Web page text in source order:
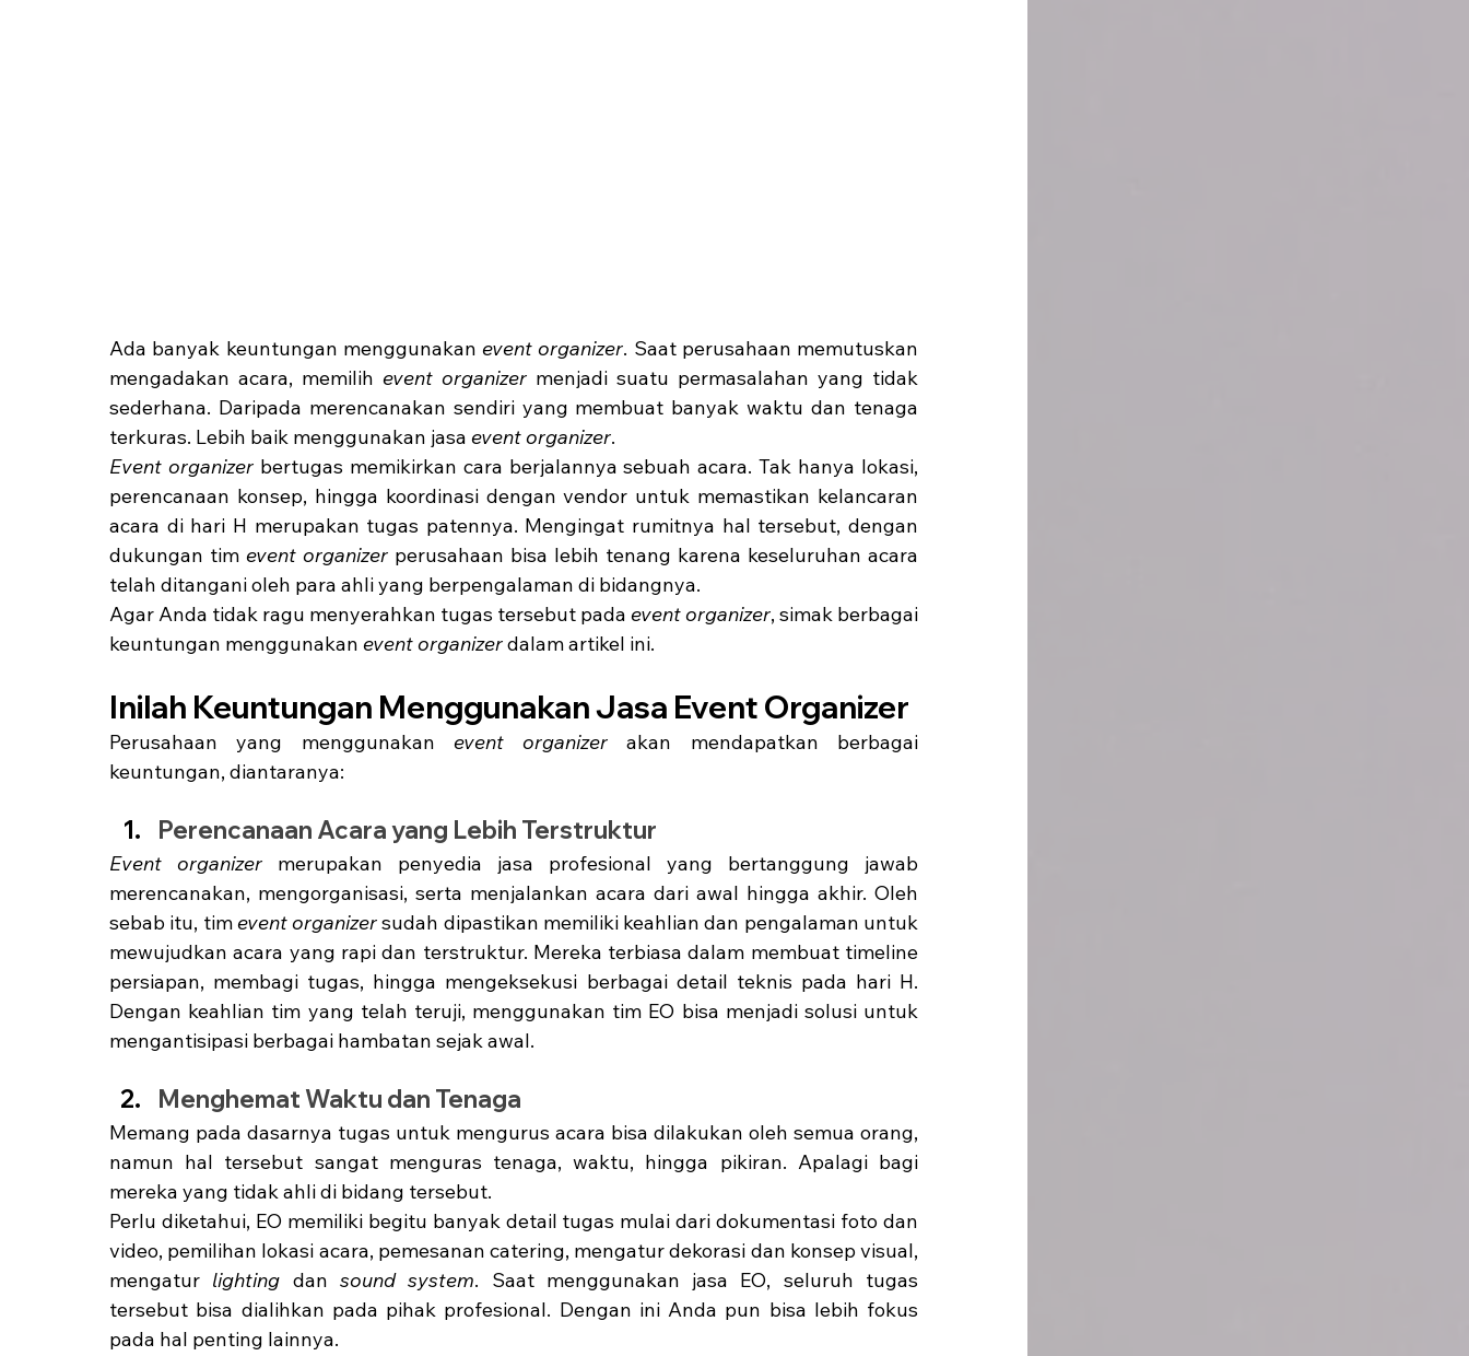
Ada banyak keuntungan menggunakan event organizer. Saat perusahaan memutuskan
mengadakan acara, memilih event organizer menjadi suatu permasalahan yang tidak
sederhana. Daripada merencanakan sendiri yang membuat banyak waktu dan tenaga
terkuras. Lebih baik menggunakan jasa event organizer.
Event organizer bertugas memikirkan cara berjalannya sebuah acara. Tak hanya lokasi,
perencanaan konsep, hingga koordinasi dengan vendor untuk memastikan kelancaran
acara di hari H merupakan tugas patennya. Mengingat rumitnya hal tersebut, dengan
dukungan tim event organizer perusahaan bisa lebih tenang karena keseluruhan acara
telah ditangani oleh para ahli yang berpengalaman di bidangnya.
Agar Anda tidak ragu menyerahkan tugas tersebut pada event organizer, simak berbagai
keuntungan menggunakan event organizer dalam artikel ini.
Inilah Keuntungan Menggunakan Jasa Event Organizer
Perusahaan yang menggunakan event organizer akan mendapatkan berbagai
keuntungan, diantaranya:
Perencanaan Acara yang Lebih Terstruktur
Event organizer merupakan penyedia jasa profesional yang bertanggung jawab
merencanakan, mengorganisasi, serta menjalankan acara dari awal hingga akhir. Oleh
sebab itu, tim event organizer sudah dipastikan memiliki keahlian dan pengalaman untuk
mewujudkan acara yang rapi dan terstruktur. Mereka terbiasa dalam membuat timeline
persiapan, membagi tugas, hingga mengeksekusi berbagai detail teknis pada hari H.
Dengan keahlian tim yang telah teruji, menggunakan tim EO bisa menjadi solusi untuk
mengantisipasi berbagai hambatan sejak awal.
Menghemat Waktu dan Tenaga
Memang pada dasarnya tugas untuk mengurus acara bisa dilakukan oleh semua orang,
namun hal tersebut sangat menguras tenaga, waktu, hingga pikiran. Apalagi bagi
mereka yang tidak ahli di bidang tersebut.
Perlu diketahui, EO memiliki begitu banyak detail tugas mulai dari dokumentasi foto dan
video, pemilihan lokasi acara, pemesanan catering, mengatur dekorasi dan konsep visual,
mengatur lighting dan sound system. Saat menggunakan jasa EO, seluruh tugas
tersebut bisa dialihkan pada pihak profesional. Dengan ini Anda pun bisa lebih fokus
pada hal penting lainnya.